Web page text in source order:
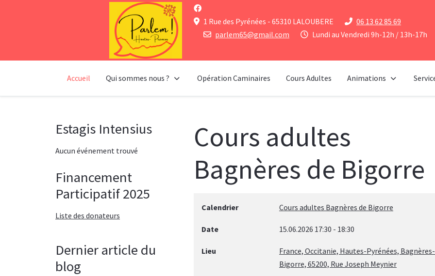
1 Rue des Pyrénées - 65310 LALOUBERE
06 13 62 85 69
parlem65@gmail.com
Lundi au Vendredi 9h-12h / 13h-17h
Accueil Qui sommes nous ? Opération Caminaires Cours Adultes Animations
Estagis Intensius
Aucun événement trouvé
Financement
Participatif 2025
Liste des donateurs
Dernier article du
blog
Cours adultes
Bagnères de Bigorre
Calendrier Cours adultes Bagnères de Bigorre
Date 15.06.2026 17:30 - 18:30
Lieu
France, Occitanie, Hautes-Pyrénées,
Bigorre, 65200, Rue Joseph Meynier